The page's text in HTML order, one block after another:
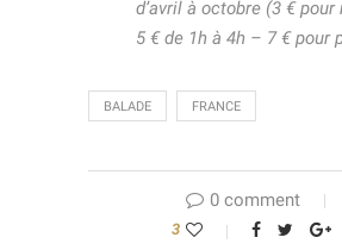
d’avril à octobre (3 € pour
5 € de 1h à 4h – 7 € pour
BALADE FRANCE
0 comment
3